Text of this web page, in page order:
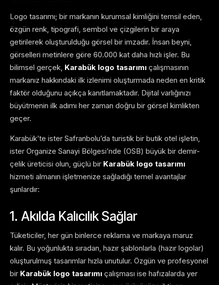
Logo tasarımı; bir markanın kurumsal kimliğini temsil eden,
özgün renk, tipografi, sembol ve çizgilerin bir araya
getirilerek oluşturulduğu görsel bir imzadır. İnsan beyni,
görselleri metinlere göre 60.000 kat daha hızlı işler. Bu
bilimsel gerçek, Karabük logo tasarımı çalışmasının
markanız hakkındaki ilk izlenimi oluşturmada neden en kritik
faktör olduğunu açıkça kanıtlamaktadır. Dijital varlığınızı
büyütmenin ilk adımı her zaman doğru bir görsel kimlikten
geçer.
Karabük’te ister Safranbolu’da turistik bir butik otel işletin,
ister Organize Sanayi Bölgesi’nde (OSB) büyük bir demir-
çelik üreticisi olun, güçlü bir Karabük logo tasarımı
hizmeti almanın işletmenize sağladığı temel avantajlar
şunlardır:
1. Akılda Kalıcılık Sağlar
Tüketiciler, her gün binlerce reklama ve markaya maruz
kalır. Bu yoğunlukta sıradan, hazır şablonlarla (hazır logolar)
oluşturulmuş tasarımlar hızla unutulur. Özgün ve profesyonel
bir Karabük logo tasarımı çalışması ise hafızalarda yer